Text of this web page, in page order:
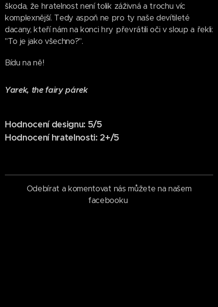
škoda, že hratelnost není tolik záživná a trochu víc
komplexnější. Tedy aspoň ne pro ty naše devítileté
dacany, kteří nám na konci hry převrátili oči v sloup a řekli:
"To je jako všechno?".
Bídu na ně!
Yarek, the fairy párek
Hodnocení designu: 5/5
Hodnocení hratelnosti: 2+/5
Odebírat a komentovat nás můžete na našem
facebooku